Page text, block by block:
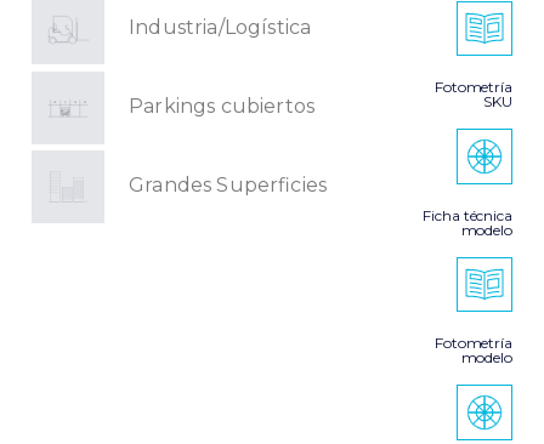
Industria/Logística
Parkings cubiertos
Grandes Superficies
Fotometría
SKU
Ficha técnica
modelo
Fotometría
modelo